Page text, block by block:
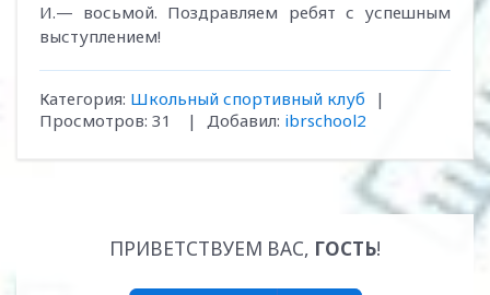
И.— восьмой. Поздравляем ребят с успешным
выступлением!
Категория: Школьный спортивный клуб
|
Просмотров: 31 | Добавил: ibrschool2
ПРИВЕТСТВУЕМ ВАС, ГОСТЬ!